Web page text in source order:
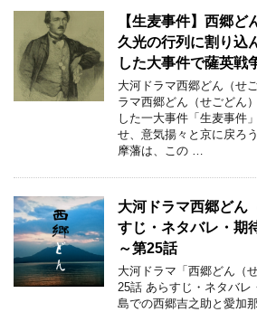
【生麦事件】西郷
久光の行列に割り込
した大事件で薩英戦
大河ドラマ西郷どん（せ
ラマ西郷どん（せごどん
した一大事件「生麦事件
せ、意気揚々と京に戻ろ
摩藩は、この …
大河ドラマ西郷どん
すじ・ネタバレ・期
～第25話
大河ドラマ「西郷どん（
25話 あらすじ・ネタバ
島での西郷吉之助と愛加